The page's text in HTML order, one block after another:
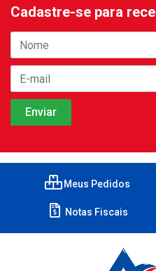
Cadastre-se para
Meus Pedidos
Notas Fiscais